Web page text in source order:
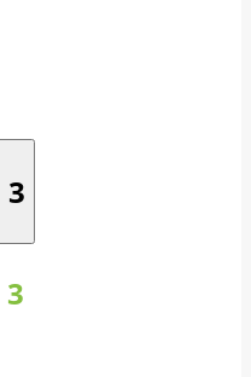
3
3